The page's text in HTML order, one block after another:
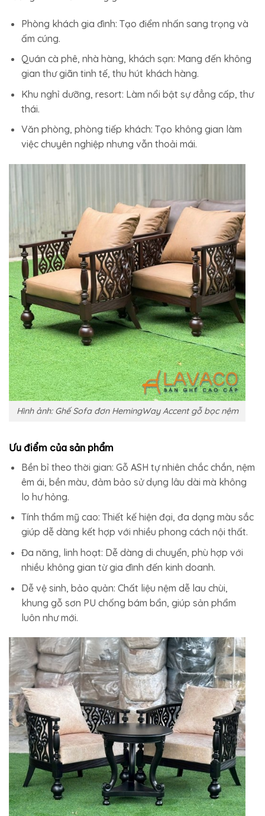
Phòng khách gia đình: Tạo điểm nhấn sang trọng và
ấm cúng.
Quán cà phê, nhà hàng, khách sạn: Mang đến không
gian thư giãn tinh tế, thu hút khách hàng.
Khu nghỉ dưỡng, resort: Làm nổi bật sự đẳng cấp, thư
thái.
Văn phòng, phòng tiếp khách: Tạo không gian làm
việc chuyên nghiệp nhưng vẫn thoải mái.
Hình ảnh: Ghế Sofa đơn HemingWay Accent gỗ bọc nệm
Ưu điểm của sản phẩm
Bền bỉ theo thời gian: Gỗ ASH tự nhiên chắc chắn, nệm
êm ái, bền màu, đảm bảo sử dụng lâu dài mà không
lo hư hỏng.
Tính thẩm mỹ cao: Thiết kế hiện đại, đa dạng màu sắc
giúp dễ dàng kết hợp với nhiều phong cách nội thất.
Đa năng, linh hoạt: Dễ dàng di chuyển, phù hợp với
nhiều không gian từ gia đình đến kinh doanh.
Dễ vệ sinh, bảo quản: Chất liệu nệm dễ lau chùi,
khung gỗ sơn PU chống bám bẩn, giúp sản phẩm
luôn như mới.